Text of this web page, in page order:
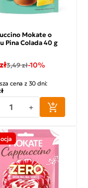
Mokate o
Pina Colada 40 g
3,49 zł-10%
cena z 30 dni:
+